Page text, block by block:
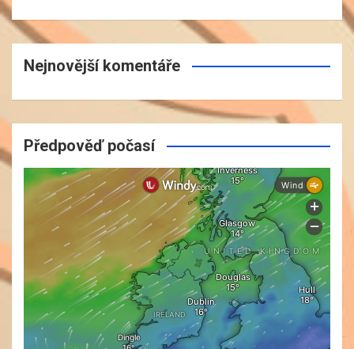
Nejnovější komentáře
Předpověď počasí